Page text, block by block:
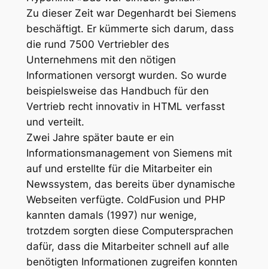
Zu dieser Zeit war Degenhardt bei Siemens
beschäftigt. Er kümmerte sich darum, dass
die rund 7500 Vertriebler des
Unternehmens mit den nötigen
Informationen versorgt wurden. So wurde
beispielsweise das Handbuch für den
Vertrieb recht innovativ in HTML verfasst
und verteilt.
Zwei Jahre später baute er ein
Informationsmanagement von Siemens mit
auf und erstellte für die Mitarbeiter ein
Newssystem, das bereits über dynamische
Webseiten verfügte. ColdFusion und PHP
kannten damals (1997) nur wenige,
trotzdem sorgten diese Computersprachen
dafür, dass die Mitarbeiter schnell auf alle
benötigten Informationen zugreifen konnten